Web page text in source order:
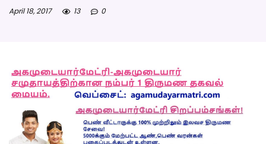
April 18, 2017 13 0